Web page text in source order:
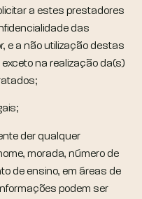
a estes prestadores
das
e a não utilização destas
na realização da(s)
der qualquer
morada, número de
de ensino, em áreas de
podem ser